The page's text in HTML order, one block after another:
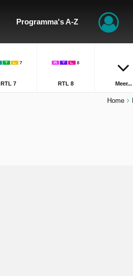
Programma's A-Z
RTL 7 RTL 8 Meer...
Home